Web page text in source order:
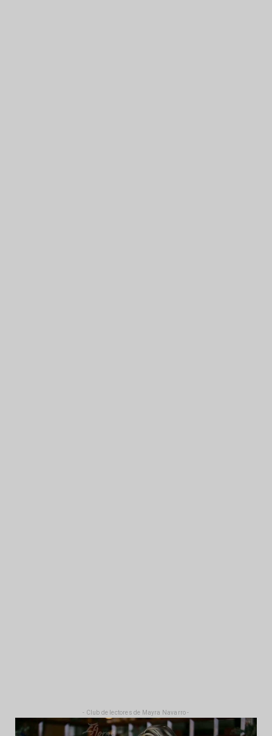
- Club de lectores de Mayra Navarro -